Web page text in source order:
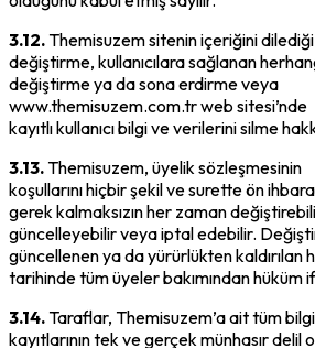
3.12.Themisuzem sitenin içeriğini
değiştirme, kullanıcılara sağlanan
değiştirme ya da sona erdirme veya
www.themisuzem.com.tr web sitesi’nde
kayıtlı kullanıcı bilgi ve verilerini silme
3.13.Themisuzem, üyelik sözleşmesinin
koşullarını hiçbir şekil ve surette ön
gerek kalmaksızın her zaman
güncelleyebilir veya iptal edebilir.
güncellenen ya da yürürlükten kaldırılan
tarihinde tüm üyeler bakımından hüküm
3.14.Taraflar, Themisuzem’a ait tüm
kayıtlarının tek ve gerçek münhasır delil